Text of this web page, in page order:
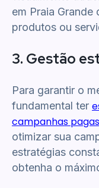
em Praia Grande
produtos ou
3. Gestão
Para garantir o
fundamental ter
campanhas
otimizar sua
estratégias
obtenha o